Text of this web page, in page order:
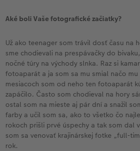
Aké boli Vaše fotografické začiatky?
Už ako teenager som trávil dosť času na
sme chodievali na prespávačky do
nočné túry na východy slnka. Raz si
fotoaparát a ja som sa mu smial načo
mesiacoch som od neho ten fotoaparát
zapáčilo. Často som chodieval na hory
ostal som na mieste aj pár dní a snažil
farby a učil som sa, ako to všetko čo
rokoch prišli prvé úspechy a tak som dal
som sa venovať krajinárskej fotke „full-
rok.